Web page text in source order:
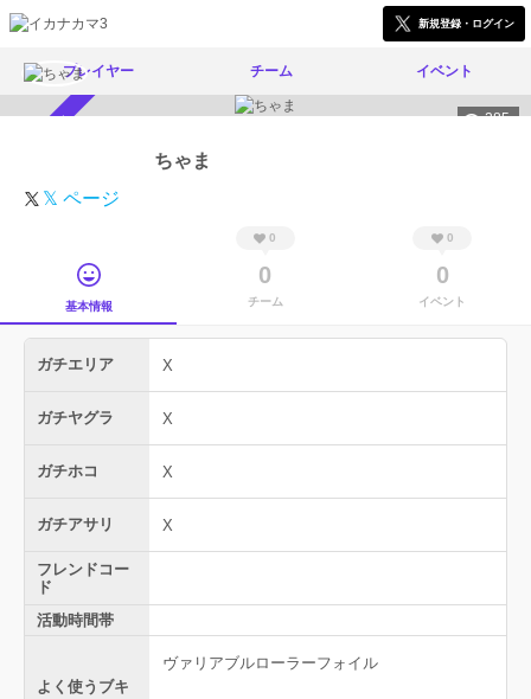
新規登録・ログイン
プレイヤー チーム イベント
285
ちゃま
𝕏 ページ
基本情報
0
0
チーム
0
0
イベント
ガチエリア X
ガチヤグラ X
ガチホコ X
ガチアサリ X
フレンドコー
ド
活動時間帯
よく使うブキ
ヴァリアブルローラーフォイル